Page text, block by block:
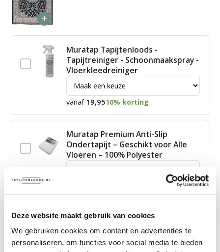
Deze website maakt gebruik van cookies
We gebruiken cookies om content en advertenties te
personaliseren, om functies voor social media te bieden
+
Muratap Tapijtenloods -
Tapijtreiniger - Schoonmaakspray -
Vloerkleedreiniger
vanaf 19,9510% korting
Muratap Premium Anti-Slip
Ondertapijt – Geschikt voor Alle
Vloeren – 100% Polyester
James Vloerkleed Schoonmaakset
| Complete Reinigingsset voor
Tapijt